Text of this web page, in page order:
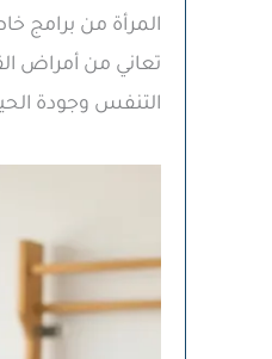
المرأة من برامج
تعاني من أمراض
التنفس وجودة